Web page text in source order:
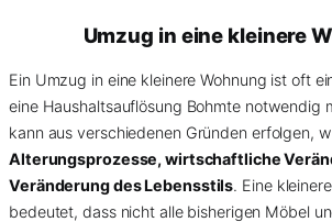
Umzug in eine kleinere
Ein Umzug in eine kleinere Wohnung ist oft
eine Haushaltsauflösung Bohmte notwendig
kann aus verschiedenen Gründen erfolgen,
Alterungsprozesse, wirtschaftliche
Veränderung des Lebensstils. Eine
bedeutet, dass nicht alle bisherigen Möbel